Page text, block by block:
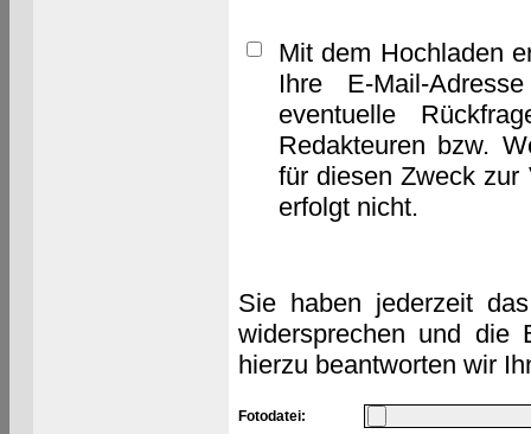
Mit dem Hochladen
Ihre E-Mail-
eventuelle
Redakteuren bzw.
für diesen Zweck zur
erfolgt nicht.
Sie haben jederzeit
widersprechen und die
hierzu beantworten wir
Fotodatei: